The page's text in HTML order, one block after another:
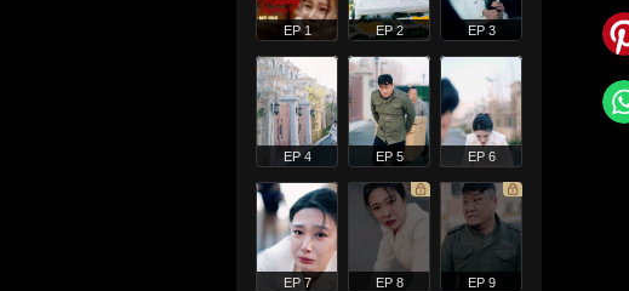
EP 1 EP 2 EP 3
EP 4 EP 5 EP 6
EP 7 EP 8 EP 9